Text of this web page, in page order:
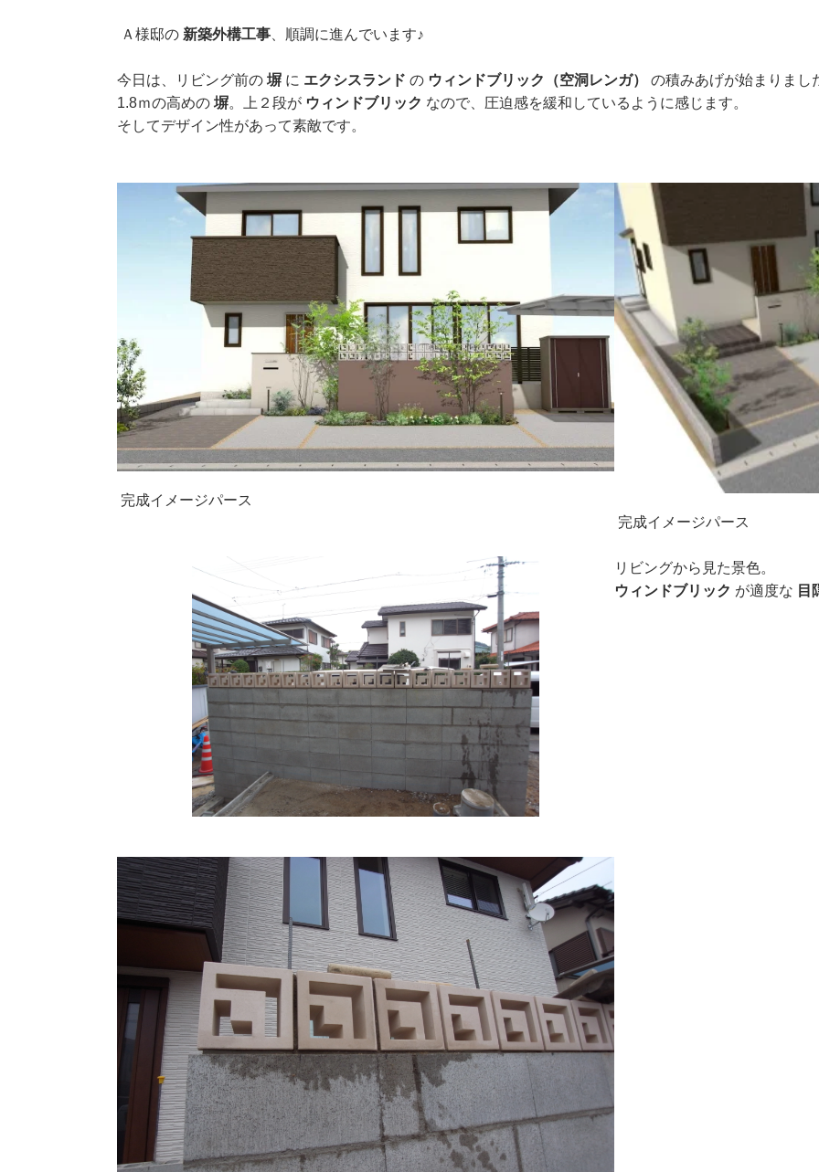
Ａ様邸の 新築外構工事 、順調に進んでいます♪
今日は、リビング前の塀 に エクシスランドの ウィンドブリック（空洞レンガ）の積みあげが始まりまし
1.8ｍの高めの塀。上２段が ウィンドブリック なので、圧迫感を緩和しているように感じます。
そしてデザイン性があって素敵です。
完成イメージパース
完成イメージパース
リビングから見た景色。
ウィンドブリック が適度な 目